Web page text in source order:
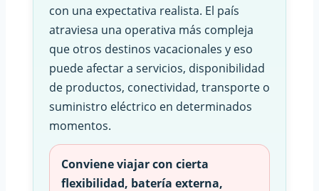
con una expectativa realista. El país
atraviesa una operativa más compleja
que otros destinos vacacionales y eso
puede afectar a servicios, disponibilidad
de productos, conectividad, transporte o
suministro eléctrico en determinados
momentos.
Conviene viajar con cierta
flexibilidad, batería externa,